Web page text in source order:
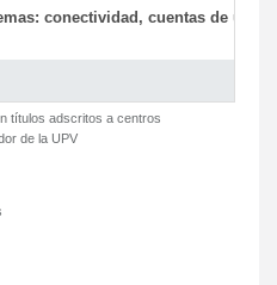
conectividad, cuentas de
títulos adscritos a centros
de la UPV